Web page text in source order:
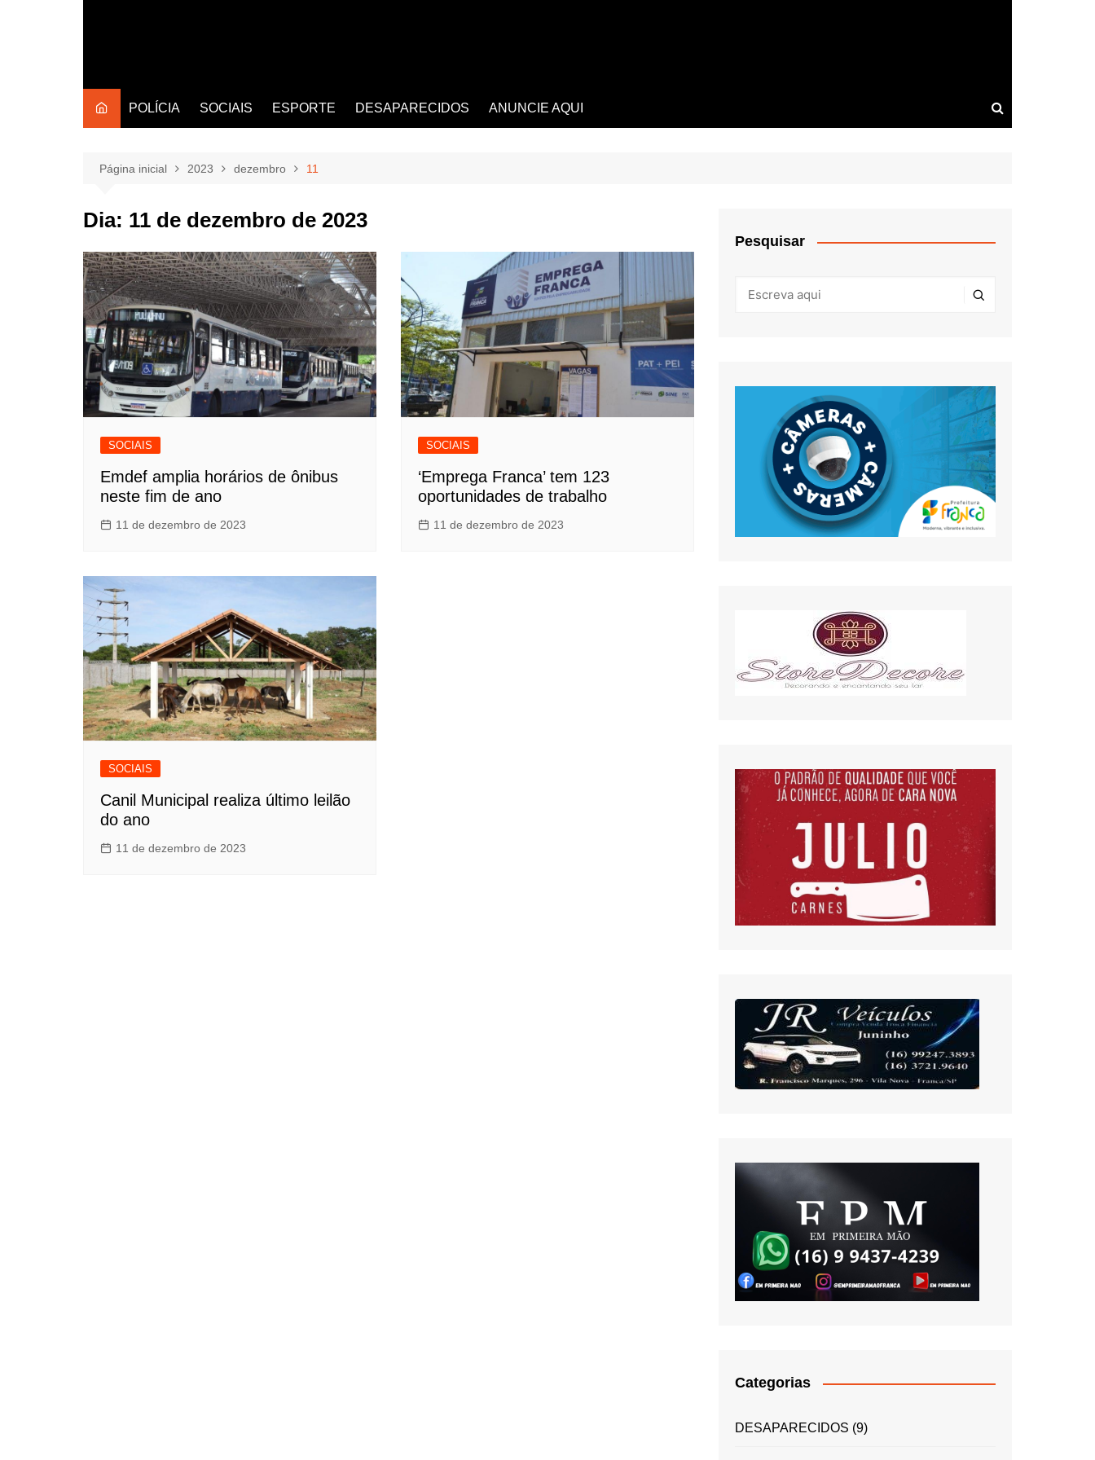
POLÍCIA SOCIAIS ESPORTE DESAPARECIDOS ANUNCIE AQUI
Página inicial 2023 dezembro 11
Dia: 11 de dezembro de 2023
SOCIAIS
Emdef amplia horários de ônibus
neste fim de ano
11 de dezembro de 2023
SOCIAIS
‘Emprega Franca’ tem 123
oportunidades de trabalho
11 de dezembro de 2023
SOCIAIS
Canil Municipal realiza último leilão
do ano
11 de dezembro de 2023
Pesquisar
Categorias
DESAPARECIDOS (9)